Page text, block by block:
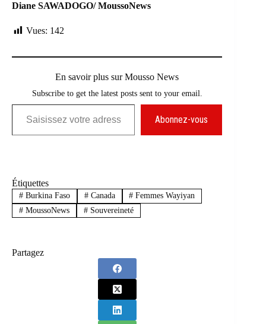
Diane SAWADOGO/ MoussoNews
Vues: 142
En savoir plus sur Mousso News
Subscribe to get the latest posts sent to your email.
Saisissez votre adresse e-mail…
Abonnez-vous
Étiquettes
#Burkina Faso #Canada # Femmes Wayiyan
#MoussoNews #Souvereineté
Partagez